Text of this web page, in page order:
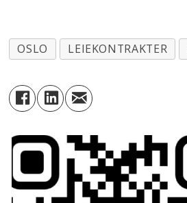
OSLO LEIEKONTRAKTER